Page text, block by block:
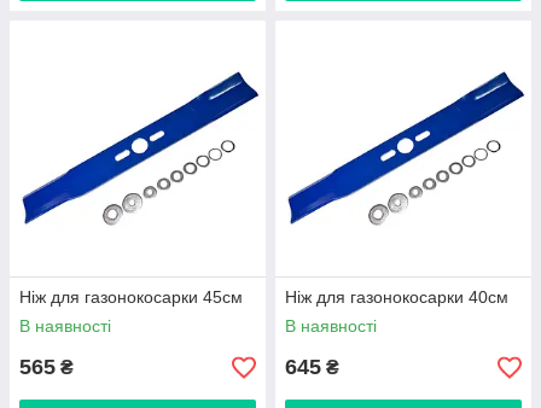
Ніж для газонокосарки 45см
В наявності
565 ₴
Ніж для газонокосарки 40см
В наявності
645 ₴